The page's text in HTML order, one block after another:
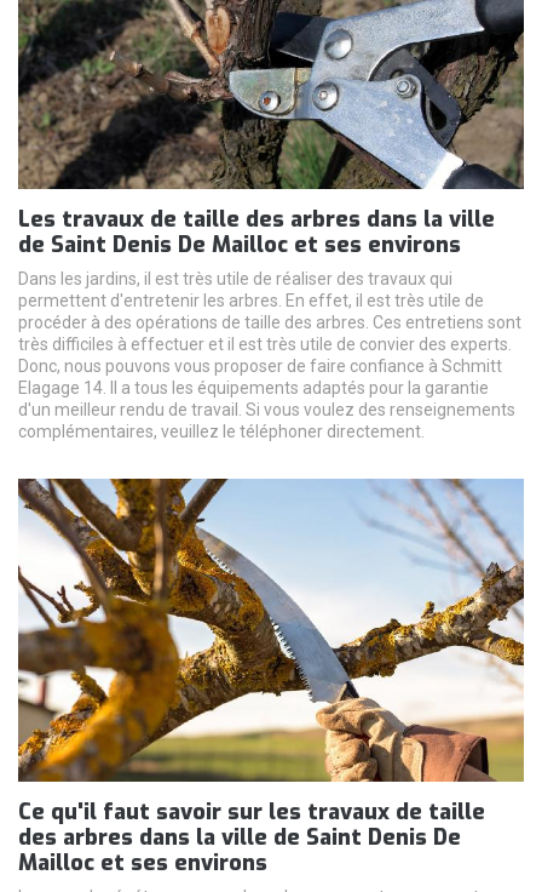
Les travaux de taille des arbres dans la ville
de Saint Denis De Mailloc et ses environs
Dans les jardins, il est très utile de réaliser des travaux qui
permettent d'entretenir les arbres. En effet, il est très utile de
procéder à des opérations de taille des arbres. Ces entretiens sont
très difficiles à effectuer et il est très utile de convier des experts.
Donc, nous pouvons vous proposer de faire confiance à Schmitt
Elagage 14. Il a tous les équipements adaptés pour la garantie
d'un meilleur rendu de travail. Si vous voulez des renseignements
complémentaires, veuillez le téléphoner directement.
Ce qu'il faut savoir sur les travaux de taille
des arbres dans la ville de Saint Denis De
Mailloc et ses environs